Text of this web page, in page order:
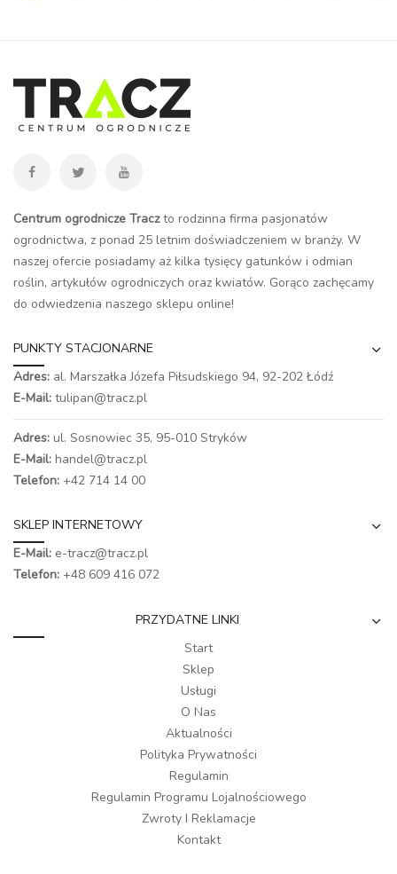
Centrum ogrodnicze Traczto rodzinna firma pasjonatów
ogrodnictwa, z ponad 25 letnim doświadczeniem w branży. W
naszej ofercie posiadamy aż kilka tysięcy gatunków i odmian
roślin, artykułów ogrodniczych oraz kwiatów. Gorąco zachęcamy
do odwiedzenia naszego sklepu online!
PUNKTY STACJONARNE
Adres: al. Marszałka Józefa Piłsudskiego 94, 92-202 Łódź
E-Mail: tulipan@tracz.pl
Adres: ul. Sosnowiec 35, 95-010 Stryków
E-Mail: handel@tracz.pl
Telefon: +42 714 14 00
SKLEP INTERNETOWY
E-Mail: e-tracz@tracz.pl
Telefon: +48 609 416 072
PRZYDATNE LINKI
Start
Sklep
Usługi
O Nas
Aktualności
Polityka Prywatności
Regulamin
Regulamin Programu Lojalnościowego
Zwroty I Reklamacje
Kontakt